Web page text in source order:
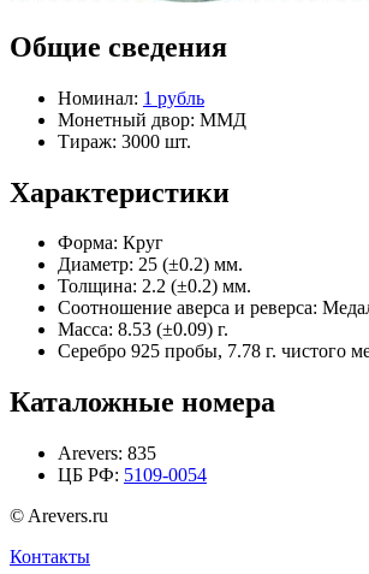
Общие сведения
Номинал: 1 рубль
Монетный двор: ММД
Тираж: 3000 шт.
Характеристики
Форма: Круг
Диаметр: 25 (±0.2) мм.
Толщина: 2.2 (±0.2) мм.
Соотношение аверса и реверса:
Масса: 8.53 (±0.09) г.
Серебро 925 пробы, 7.78 г. чистого
Каталожные номера
Arevers: 835
ЦБ РФ: 5109-0054
© Arevers.ru
Контакты